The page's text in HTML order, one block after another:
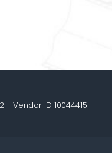
- Vendor ID 10044415